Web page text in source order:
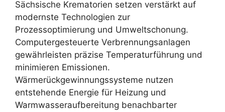
Sächsische Krematorien setzen verstärkt auf
modernste Technologien zur
Prozessoptimierung und Umweltschonung.
Computergesteuerte Verbrennungsanlagen
gewährleisten präzise Temperaturführung und
minimieren Emissionen.
Wärmerückgewinnungssysteme nutzen
entstehende Energie für Heizung und
Warmwasseraufbereitung benachbarter